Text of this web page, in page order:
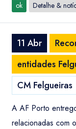
ok Detalhe &
11 Abr
entidades
CM Felgueiras
A AF Porto
relacionadas com